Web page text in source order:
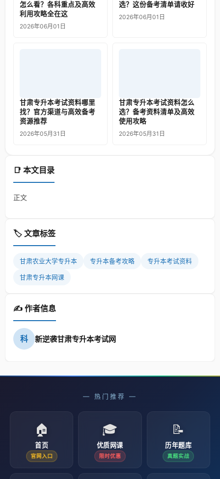
📑 本文目录
正文
🏷️ 文章标签
甘肃农业大学专升本 专升本备考攻略 专升本考试资料
甘肃专升本网课
✍️ 作者信息
科 新逆袭甘肃专升本考试网
怎么看？各科重点及高效
利用攻略全在这
2026年06月01日
选？这份备考清单请收好
2026年06月01日
甘肃专升本考试资料哪里
找？官方渠道与高效备考
资源推荐
2026年05月31日
甘肃专升本考试资料怎么
选？备考资料清单及高效
使用攻略
2026年05月31日
— 热门推荐 —
🏠
首页
官网入口
🎓
优质网课
限时优惠
📝
历年题库
真题实战